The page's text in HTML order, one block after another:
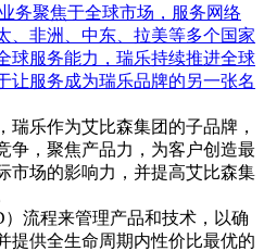
务聚焦于全球市场，服务网络
、非洲、中东、拉美等多个国家
球服务能力，瑞乐持续推进全球
让服务成为瑞乐品牌的另一张名
瑞乐作为艾比森集团的子品牌，
争，聚焦产品力，为客户创造最
市场的影响力，并提高艾比森集
流程来管理产品和技术，以确
提供全生命周期内性价比最优的